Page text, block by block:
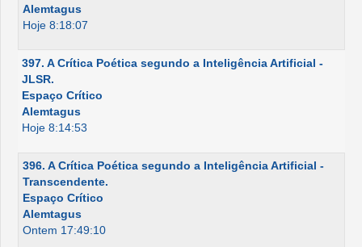
Alemtagus
Hoje 8:18:07
397. A Crítica Poética segundo a Inteligência Artificial -
JLSR.
Espaço Crítico
Alemtagus
Hoje 8:14:53
396. A Crítica Poética segundo a Inteligência Artificial -
Transcendente.
Espaço Crítico
Alemtagus
Ontem 17:49:10